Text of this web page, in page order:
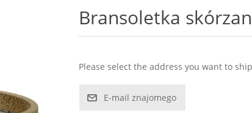
Bransoletka
Please select the address you want to
E-mail znajomego